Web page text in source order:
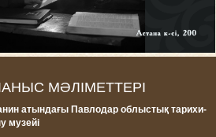
МӘЛІМЕТТЕРІ
атындағы Павлодар облыстық тарихи-
музейі